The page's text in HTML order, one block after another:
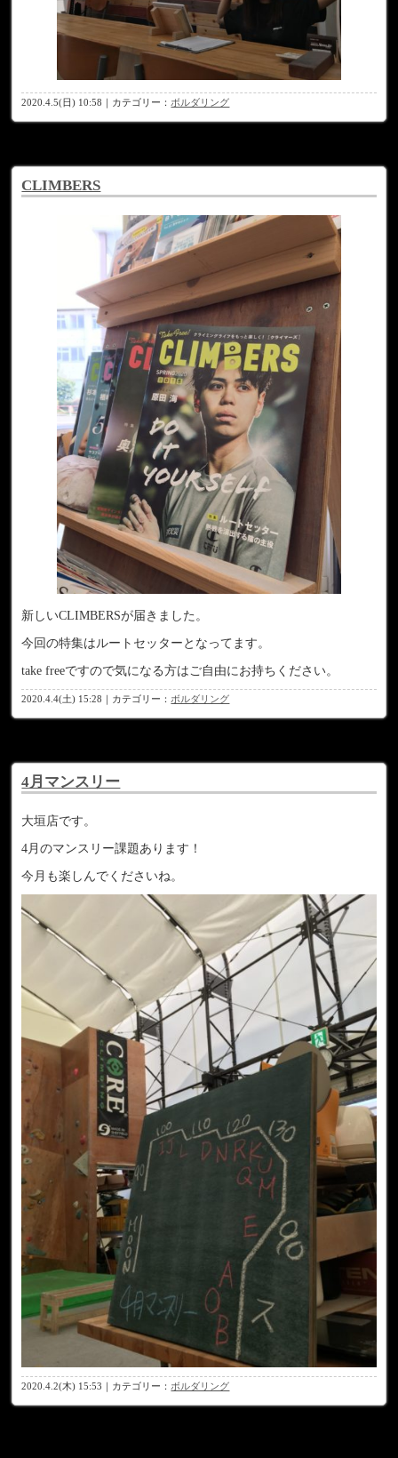
2020.4.5(日) 10:58｜カテゴリー：ボルダリング
CLIMBERS
新しいCLIMBERSが届きました。
今回の特集はルートセッターとなってます。
take freeですので気になる方はご自由にお持ちください。
2020.4.4(土) 15:28｜カテゴリー： ボルダリング
4月マンスリー
大垣店です。
4月のマンスリー課題あります！
今月も楽しんでくださいね。
2020.4.2(木) 15:53｜カテゴリー： ボルダリング